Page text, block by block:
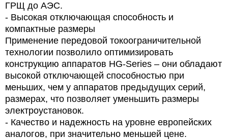
ГРЩ до АЭС.
- Высокая отключающая способность и
компактные размеры
Применение передовой токоограничительной
технологии позволило оптимизировать
конструкцию аппаратов HG-Series – они обладают
высокой отключающей способностью при
меньших, чем у аппаратов предыдущих серий,
размерах, что позволяет уменьшить размеры
электроустановок.
- Качество и надежность на уровне европейских
аналогов, при значительно меньшей цене.